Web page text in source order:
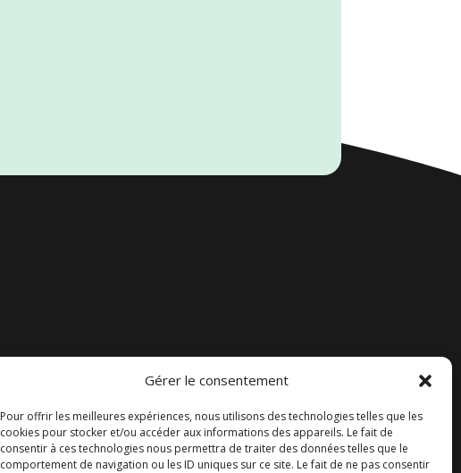
Gérer le consentement
Pour offrir les meilleures expériences, nous utilisons des technologies telles que les
cookies pour stocker et/ou accéder aux informations des appareils. Le fait de
consentir à ces technologies nous permettra de traiter des données telles que le
comportement de navigation ou les ID uniques sur ce site. Le fait de ne pas consentir
Accueil
Contact
Blog